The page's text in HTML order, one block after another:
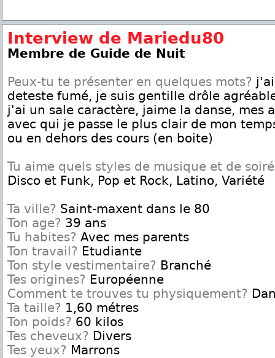
Interview de Mariedu80
Membre de Guide de Nuit
Peux-tu te présenter en quelques mots?
deteste fumé, je suis gentille drôle
j'ai un sale caractère, jaime la danse, mes
avec qui je passe le plus clair de mon
ou en dehors des cours (en boite)
Tu aime quels styles de musique et de
Disco et Funk, Pop et Rock, Latino, Variété
Ta ville? Saint-maxent dans le 80
Ton age? 39 ans
Tu habites? Avec mes parents
Ton travail? Etudiante
Ton style vestimentaire? Branché
Tes origines? Européenne
Comment te trouves tu physiquement?
Ta taille? 1,60 métres
Ton poids? 60 kilos
Tes cheveux? Divers
Tes yeux? Marrons